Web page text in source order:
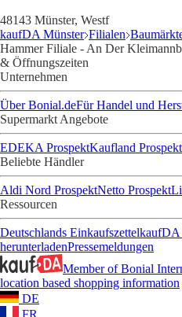
48143 Münster, Westf
kaufDA Münster Filialen
Hammer Filiale - An Der
& Öffnungszeiten
Unternehmen
Über Bonial.deFür Handel und
Supermarkt Angebote
EDEKA ProspektKaufland Prospekt
Beliebte Händler
Aldi Nord ProspektNetto Prospekt
Ressourcen
Deutschlands EinkaufszettelkaufDA
herunterladenPressemeldungen
Member of Bonial
location based shopping information
DE
FR